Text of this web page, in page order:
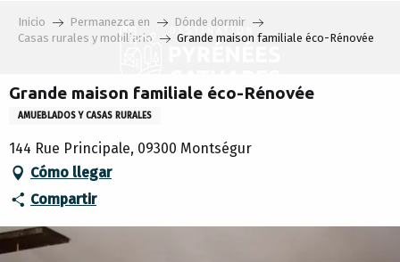
Inicio Permanezca en
Dónde dormir
Casas rurales y mobiliario
Grande maison familiale éco-Rénovée
Grande maison familiale éco-Rénovée
AMUEBLADOS Y CASAS RURALES
144 Rue Principale, 09300 Montségur
Cómo llegar
Compartir